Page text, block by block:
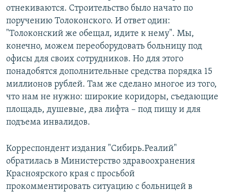
отнекиваются. Строительство было начато по
поручению Толоконского. И ответ один:
"Толоконский же обещал, идите к нему". Мы,
конечно, можем переоборудовать больницу под
офисы для своих сотрудников. Но для этого
понадобятся дополнительные средства порядка 15
миллионов рублей. Там же сделано многое из того,
что нам не нужно: широкие коридоры, съедающие
площадь, душевые, два лифта – под пищу и для
подъема инвалидов.
Корреспондент издания "Сибирь.Реалий"
обратилась в Министерство здравоохранения
Красноярского края с просьбой
прокомментировать ситуацию с больницей в